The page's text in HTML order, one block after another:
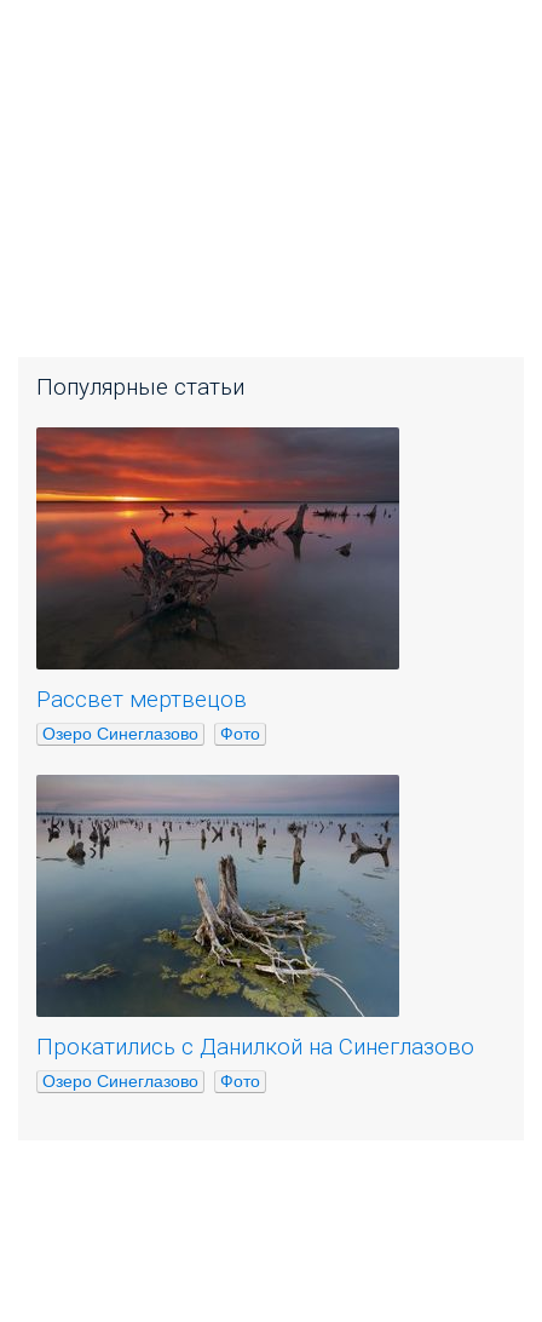
Популярные статьи
Рассвет мертвецов
Озеро Синеглазово Фото
Прокатились с Данилкой на Синеглазово
Озеро Синеглазово Фото